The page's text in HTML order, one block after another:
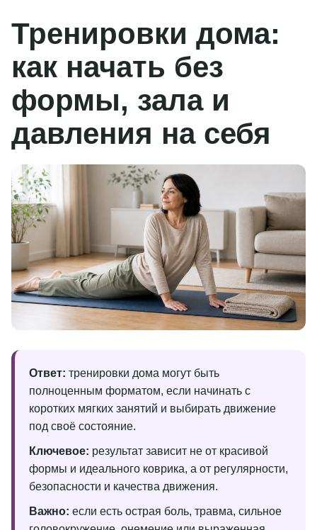
Тренировки дома:
как начать без
формы, зала и
давления на себя
Ответ: тренировки дома могут быть
полноценным форматом, если начинать с
коротких мягких занятий и выбирать движение
под своё состояние.
Ключевое: результат зависит не от красивой
формы и идеального коврика, а от регулярности,
безопасности и качества движения.
Важно: если есть острая боль, травма, сильное